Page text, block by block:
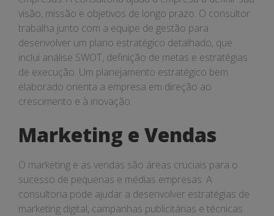
visão, missão e objetivos de longo prazo. O consultor
trabalha junto com a equipe de gestão para
desenvolver um plano estratégico detalhado, que
inclui análise SWOT, definição de metas e estratégias
de execução. Um planejamento estratégico bem
elaborado orienta a empresa em direção ao
crescimento e à inovação.
Marketing e Vendas
O marketing e as vendas são áreas cruciais para o
sucesso de pequenas e médias empresas. A
consultoria pode ajudar a desenvolver estratégias de
marketing digital, campanhas publicitárias e técnicas